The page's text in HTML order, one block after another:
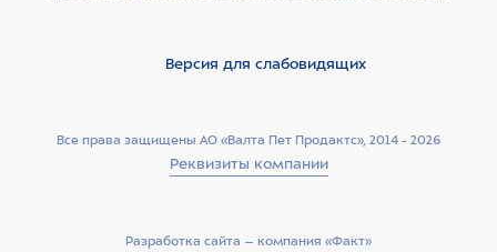
Все права защищены АО «Валта Пет Продактс», 2014 - 2026
Реквизиты компании
Версия для слабовидящих
Разработка сайта –­ компания «Факт»